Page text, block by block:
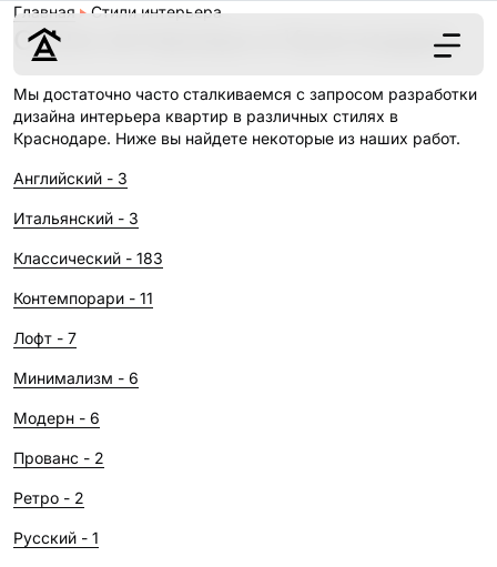
Дизайн
Ремонт
Главная Стили интерьера
Стили интерьера в Краснодаре
Мы достаточно часто сталкиваемся с запросом разработки
дизайна интерьера квартир в различных стилях в
Краснодаре. Ниже вы найдете некоторые из наших работ.
Английский - 3
Итальянский - 3
Классический - 183
Контемпорари - 11
Лофт - 7
Минимализм - 6
Модерн - 6
Прованс - 2
Ретро - 2
Русский - 1